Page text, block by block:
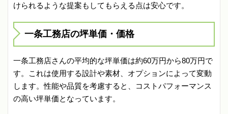
けられるような提案もしてもらえる点は安心です。
一条工務店の坪単価・価格
一条工務店さんの平均的な坪単価は約60万円から80万円で
す。これは使用する設計や素材、オプションによって変動
します。性能や品質を考慮すると、コストパフォーマンス
の高い坪単価となっています。